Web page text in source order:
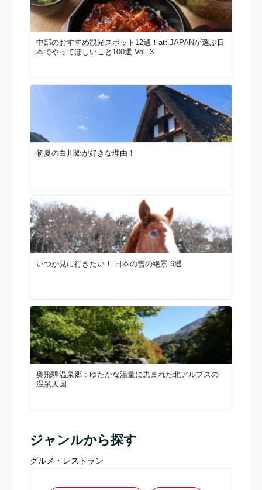
中部のおすすめ観光スポット12選！att.JAPANが選ぶ日
本でやってほしいこと100選 Vol. 3
初夏の白川郷が好きな理由！
いつか見に行きたい！ 日本の雪の絶景 6選
奥飛騨温泉郷：ゆたかな湯量に恵まれた北アルプスの
温泉天国
ジャンルから探す
グルメ・レストラン